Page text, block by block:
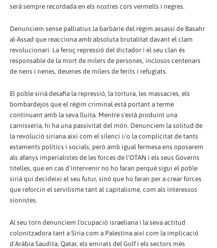
serà sempre recordada en els nostres cors vermells i negres.
Denunciem sense pal·liatius la barbàrie del règim assassí de Basahr
al-Assad que reacciona amb absoluta brutalitat davant el clam
revolucionari. La feroç repressió del dictador i el seu clan és
responsable de la mort de milers de persones, inclosos centenars
de nens i nenes, desenes de milers de ferits i refugiats.
El poble sirià desafia la repressió, la tortura, les massacres, els
bombardejos que el règim criminal està portant a terme
continuant amb la seva lluita. Mentre s'està produint una
carnisseria, hi ha una passivitat del món. Denunciem la solitud de
la revolució siriana així com el silenci i/o la complicitat de tants
estaments polítics i socials, però amb igual fermesa ens oposarem
als afanys imperialistes de les forces de l'OTAN i els seus Governs
titelles, que en cas d'intervenir no ho faran perquè sigui el poble
sirià qui decideixi el seu futur, sinó que ho faran per a crear forces
que reforcin el servilisme tant al capitalisme, com als interessos
sionistes.
Al seu torn denunciem l'ocupació israeliana i la seva actitud
colonitzadora tant a Síria com a Palestina així com la implicació
d'Aràbia Saudita, Qatar, els emirats del Golf i els sectors més